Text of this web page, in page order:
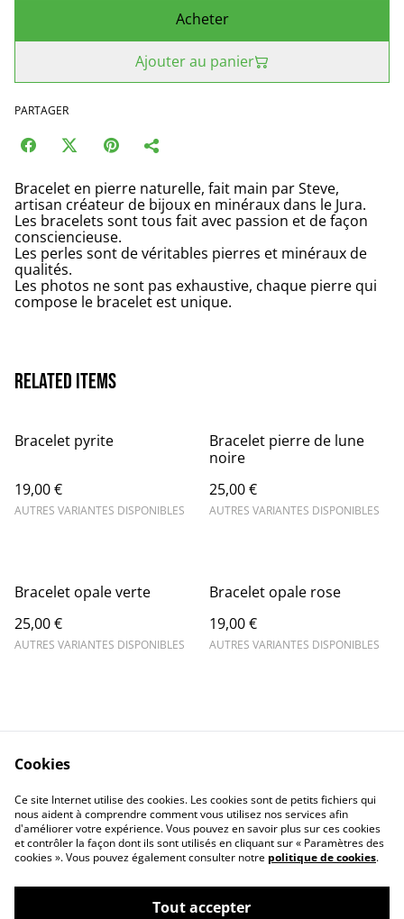
Acheter
Ajouter au panier
PARTAGER
Bracelet en pierre naturelle, fait main par Steve,
artisan créateur de bijoux en minéraux dans le Jura.
Les bracelets sont tous fait avec passion et de façon
consciencieuse.
Les perles sont de véritables pierres et minéraux de
qualités.
Les photos ne sont pas exhaustive, chaque pierre qui
compose le bracelet est unique.
Related items
Bracelet pyrite
19,00 €
AUTRES VARIANTES DISPONIBLES
Bracelet pierre de lune
noire
25,00 €
AUTRES VARIANTES DISPONIBLES
Bracelet opale verte
25,00 €
AUTRES VARIANTES DISPONIBLES
Bracelet opale rose
19,00 €
AUTRES VARIANTES DISPONIBLES
Contact Us
Legal Terms
Privacy Policy
Cookie Policy
Cookies
Ce site Internet utilise des cookies. Les cookies sont de petits fichiers qui
nous aident à comprendre comment vous utilisez nos services afin
d'améliorer votre expérience. Vous pouvez en savoir plus sur ces cookies
et contrôler la façon dont ils sont utilisés en cliquant sur « Paramètres des
cookies ». Vous pouvez également consulter notre politique de cookies.
Tout accepter